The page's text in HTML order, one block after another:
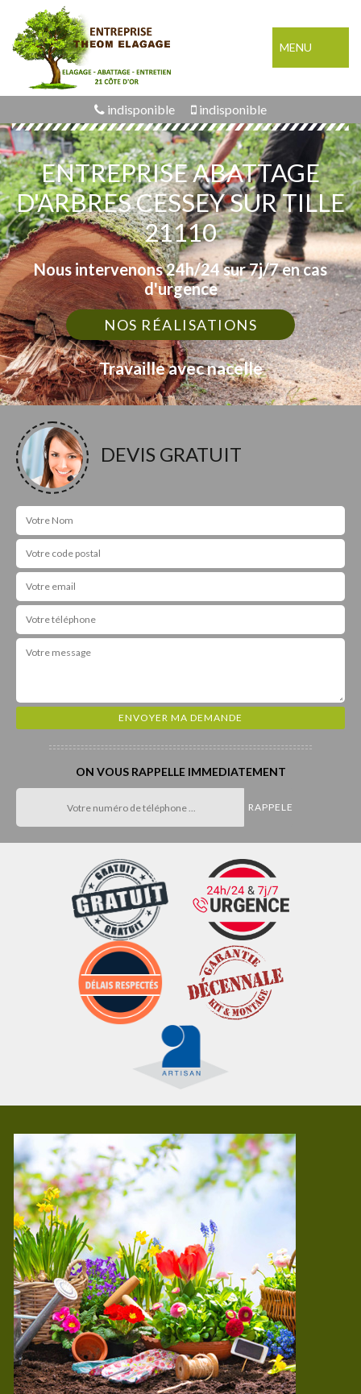
MENU
indisponible indisponible
ENTREPRISE ABATTAGE
D'ARBRES CESSEY SUR TILLE
21110
Nous intervenons 24h/24 sur 7j/7 en cas
d'urgence
NOS RÉALISATIONS
Travaille avec nacelle
DEVIS GRATUIT
ON VOUS RAPPELLE IMMEDIATEMENT